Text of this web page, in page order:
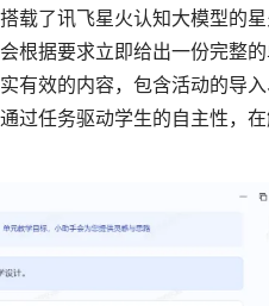
载了讯飞星火认知大模型的
根据要求立即给出一份完整
有效的内容，包含活动的导
过任务驱动学生的自主性，